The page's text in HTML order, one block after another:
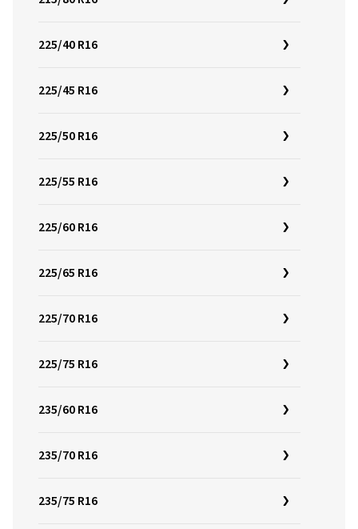
225/40 R16
225/45 R16
225/50 R16
225/55 R16
225/60 R16
225/65 R16
225/70 R16
225/75 R16
235/60 R16
235/70 R16
235/75 R16